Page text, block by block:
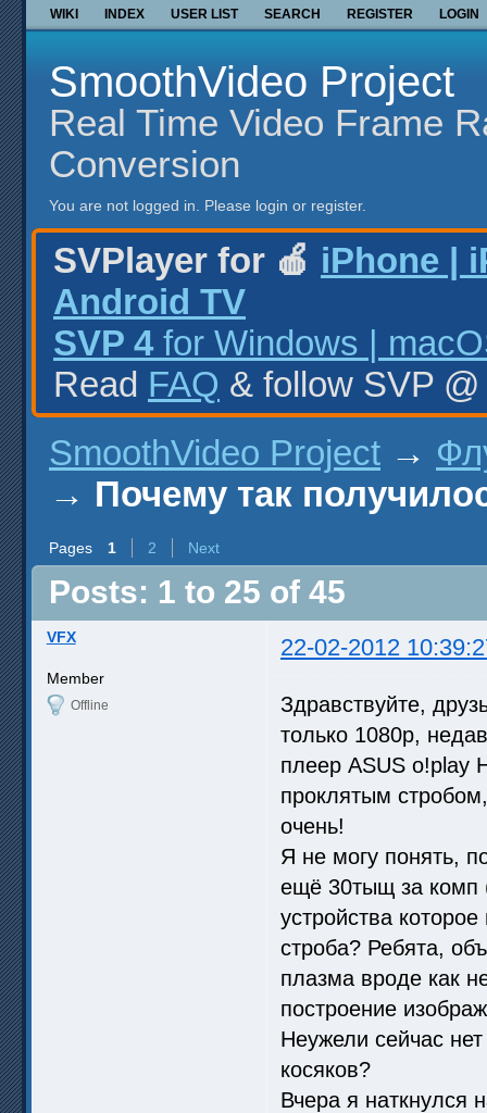
WIKI INDEX USER LIST SEARCH REGISTER LOGIN
SmoothVideo Project
Real Time Video Frame
Conversion
You are not logged in. Please login or register.
SVPlayer for 🍎 iPhone |
Android TV
SVP 4 for Windows |
Read FAQ & follow SVP
SmoothVideo Project →
→ Почему так
Pages 1 2 Next
Posts: 1 to 25 of 45
VFX 22-02-2012
Member
Offline
Здравствуйте,
только 1080p,
плеер ASUS o!play
проклятым
очень!
Я не могу понять,
ещё 30тыщ за комп
устройства
строба? Ребята,
плазма вроде как
построение
Неужели сейчас
косяков?
Вчера я наткнулся